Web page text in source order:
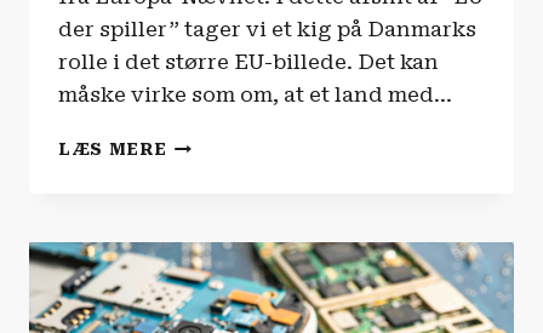
der spiller” tager vi et kig på Danmarks
rolle i det større EU-billede. Det kan
måske virke som om, at et land med…
LÆS MERE EU
LILLE
DANMARKS
ROLLE
I